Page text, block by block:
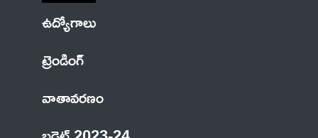
ఉద్యోగాలు
ట్రెండింగ్
వాతావరణం